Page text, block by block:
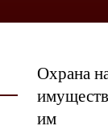
Охрана
им